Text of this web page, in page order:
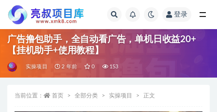
登录
广告撸包助手，全自动看广告，单机日收益20+
【挂机助手+使用教程】
实操项目 2 年前 0 153
当前位置： 首页 全部分类 实操项目 正文